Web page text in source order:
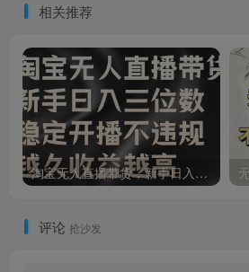
相关推荐
淘宝无人直播带货，新手日入三位数，稳定开播不违规，越久收益越高
评论 抢沙发